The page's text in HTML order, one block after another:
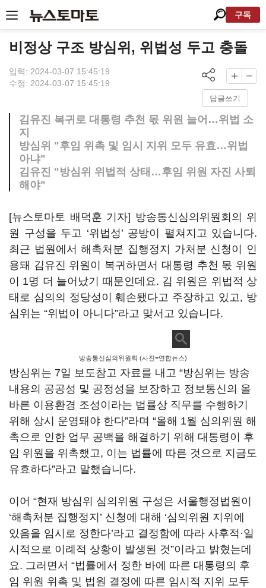
구독
비정상 구조 방심위, 위법성 두고 충돌
입력: 2024-03-07 15:45:19
수정: 2024-03-07 15:45:19
답글쓰기
김유진 복귀로 대통령 추천 몫 위원 늘어…위법 소
지
방심위 "후임 위촉 및 임시 지위 모두 유효…위법
아냐"
김유진 "방심위 위법적 상태…후임 위원 자진 사퇴
해야"
[뉴스토마토 배덕훈 기자] 방송통신심의위원회의 위
원 구성을 두고 ‘위법성’ 공방이 펼쳐지고 있습니다.
최근 법원에서 해촉처분 집행정지 가처분 신청이 인
용돼 김유진 위원이 복귀하면서 대통령 추천 몫 위원
이 1명 더 늘어났기 때문인데요. 김 위원은 위법적 상
태로 심의의 정당성이 훼손됐다고 주장하고 있고, 방
심위는 “위법이 아니다”라고 맞서고 있습니다.
방송통신심의위원회 (사진=연합뉴스)
방심위는 7일 보도참고 자료를 내고 “방심위는 방송
내용의 공공성 및 공정성을 보장하고 정보통신의 올
바른 이용환경 조성이라는 법률상 직무를 수행하기
위해 상시 운영돼야 한다”라며 “올해 1월 심의위원 해
촉으로 인한 업무 공백을 해결하기 위해 대통령이 후
임 위원을 위촉했고, 이는 법률에 따른 것으로 지금도
유효하다”라고 말했습니다.
이어 “현재 방심위 심의위원 구성은 서울행정법원이
‘해촉처분 집행정지 ’ 신청에 대해 ‘심의위원 지위에
있음을 임시로 정한다’라고 결정함에 따라 사후적·일
시적으로 이례적 상황이 발생된 것”이라고 밝혔는데
요. 그러면서 “법률에서 정한 바에 따른 대통령의 후
임 위원 위촉 및 법원 결정에 따른 임시적 지위 모두